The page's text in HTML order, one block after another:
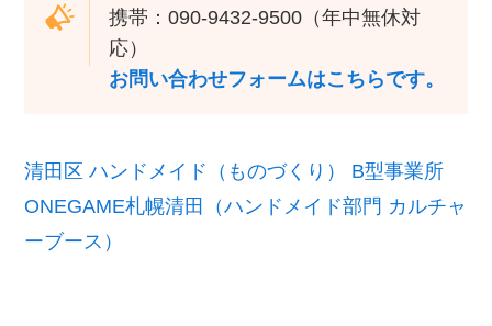
携帯：090-9432-9500（年中無休対
応）
お問い合わせフォームはこちらです。
清田区 ハンドメイド（ものづくり） B型事業所
ONEGAME札幌清田（ハンドメイド部門 カルチャ
ーブース）